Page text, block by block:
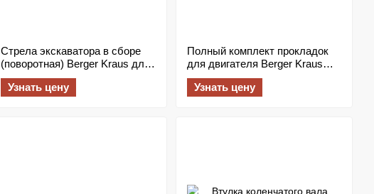
Стрела экскаватора в сборе
(поворотная) Berger Kraus для
мини-экскаваторов BK800BS,
BK800BSR
Узнать цену
Полный комплект прокладок
для двигателя Berger Kraus
KOOP 192
Узнать цену